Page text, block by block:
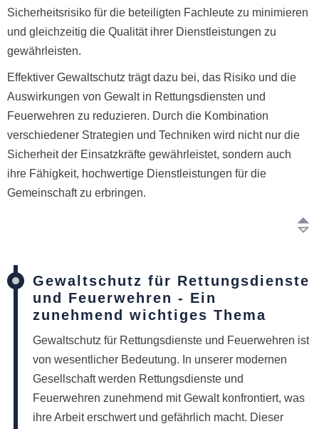
Sicherheitsrisiko für die beteiligten Fachleute zu minimieren
und gleichzeitig die Qualität ihrer Dienstleistungen zu
gewährleisten.
Effektiver Gewaltschutz trägt dazu bei, das Risiko und die
Auswirkungen von Gewalt in Rettungsdiensten und
Feuerwehren zu reduzieren. Durch die Kombination
verschiedener Strategien und Techniken wird nicht nur die
Sicherheit der Einsatzkräfte gewährleistet, sondern auch
ihre Fähigkeit, hochwertige Dienstleistungen für die
Gemeinschaft zu erbringen.
Gewaltschutz für Rettungsdienste
und Feuerwehren - Ein
zunehmend wichtiges Thema
Gewaltschutz für Rettungsdienste und Feuerwehren ist
von wesentlicher Bedeutung. In unserer modernen
Gesellschaft werden Rettungsdienste und
Feuerwehren zunehmend mit Gewalt konfrontiert, was
ihre Arbeit erschwert und gefährlich macht. Dieser